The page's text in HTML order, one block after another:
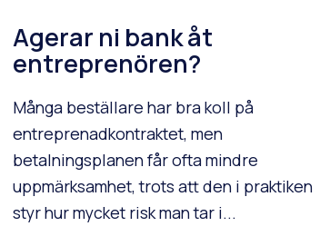
Agerar ni bank åt
entreprenören?
Många beställare har bra koll på
entreprenadkontraktet, men
betalningsplanen får ofta mindre
uppmärksamhet, trots att den i praktiken
styr hur mycket risk man tar i...